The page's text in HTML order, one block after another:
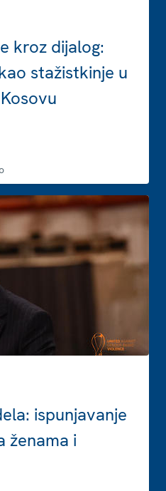
kroz dijalog:
stažistkinje u
ispunjavanje
ženama i